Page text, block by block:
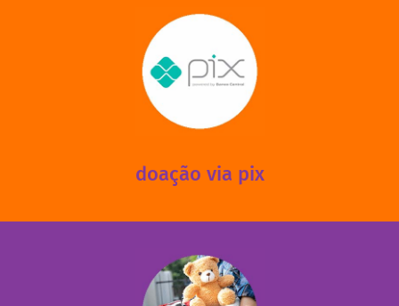
doação via pix
via PIX? Elas também são muito importantes para
mantermos nossas unidades em funcionamento!
saiba mais
fale conosco